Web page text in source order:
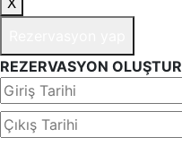
REZERVASYON OLUŞTUR